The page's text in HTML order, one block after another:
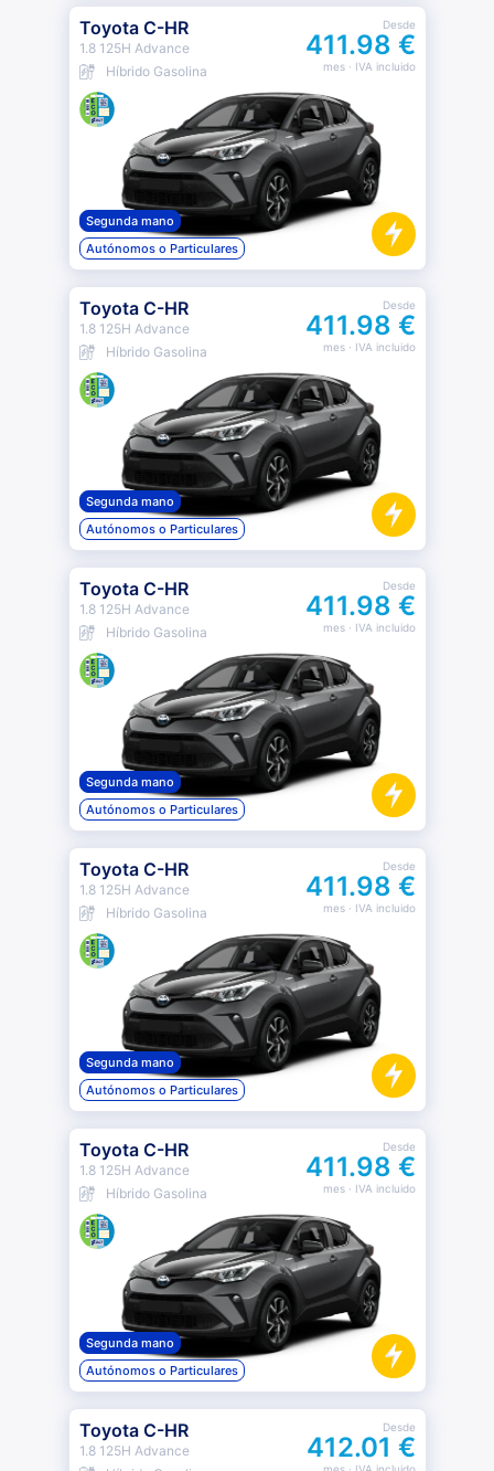
Toyota C-HR
1.8 125H Advance
Híbrido Gasolina
Desde
411.98 €
mes· IVA incluido
Segunda mano
Autónomos o Particulares
Toyota C-HR
1.8 125H Advance
Híbrido Gasolina
Desde
411.98 €
mes· IVA incluido
Segunda mano
Autónomos o Particulares
Toyota C-HR
1.8 125H Advance
Híbrido Gasolina
Desde
411.98 €
mes· IVA incluido
Segunda mano
Autónomos o Particulares
Toyota C-HR
1.8 125H Advance
Híbrido Gasolina
Desde
411.98 €
mes· IVA incluido
Segunda mano
Autónomos o Particulares
Toyota C-HR
1.8 125H Advance
Híbrido Gasolina
Desde
411.98 €
mes· IVA incluido
Segunda mano
Autónomos o Particulares
Toyota C-HR
1.8 125H Advance
Desde
412.01 €